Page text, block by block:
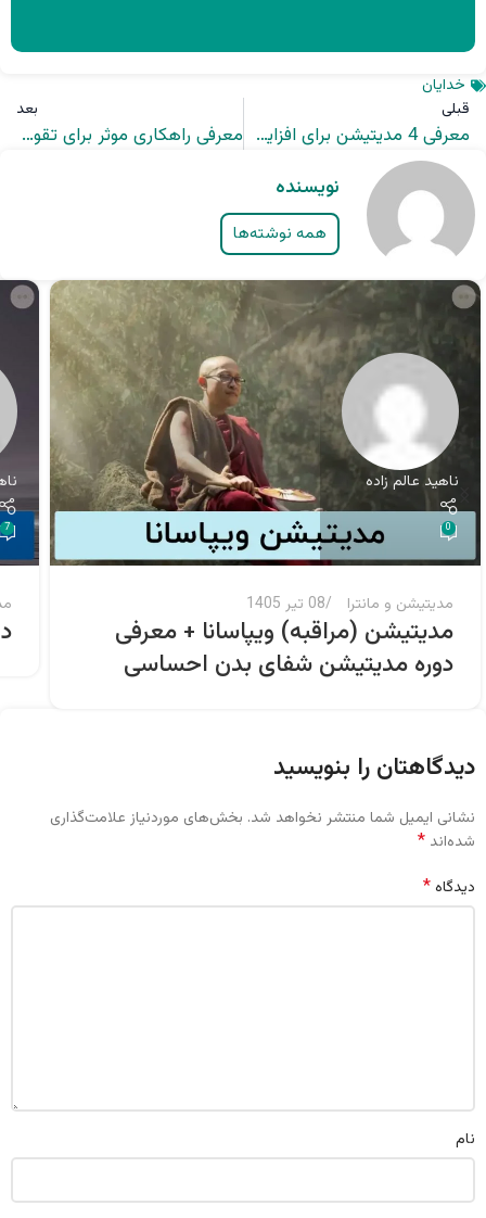
خدایان
قبلی
معرفی 4 مدیتیشن برای افزایش تمرکز در کنکور + راه حل اساسی
بعد
معرفی راهکاری موثر برای تقویت انرژی های درونی
نویسنده
همه نوشته‌ها
ناهید عالم زاده
0
مدیتیشن و مانترا 08 تیر 1405
مدیتیشن (مراقبه) ویپاسانا + معرفی
دوره مدیتیشن شفای بدن احساسی
7
دیدگاهتان را بنویسید
نشانی ایمیل شما منتشر نخواهد شد. بخش‌های موردنیاز علامت‌گذاری
شده‌اند *
دیدگاه*
نام